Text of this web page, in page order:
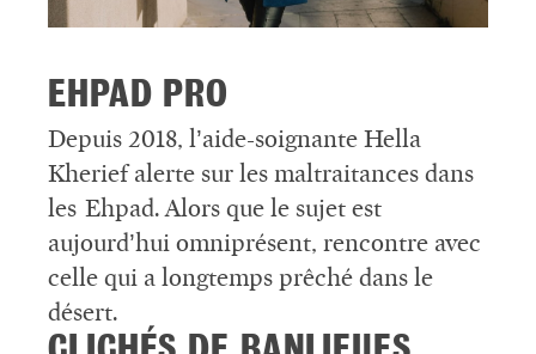
EHPAD PRO
Depuis 2018, l’aide-soignante Hella
Kherief alerte sur les maltraitances dans
les Ehpad. Alors que le sujet est
aujourd’hui omniprésent, rencontre avec
celle qui a longtemps prêché dans le
désert.